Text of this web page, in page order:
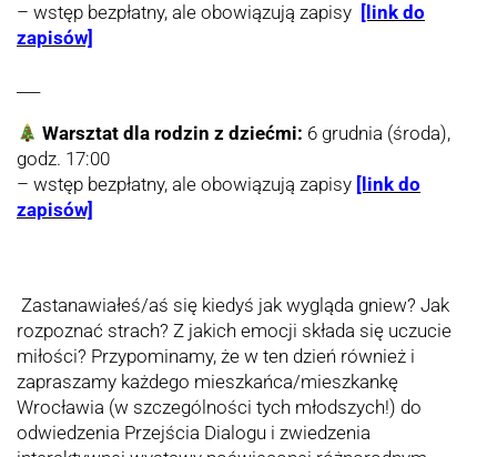
– wstęp bezpłatny, ale obowiązują zapisy [link do
zapisów]
Warsztat dla rodzin z dziećmi: 6 grudnia (środa),
godz. 17:00
– wstęp bezpłatny, ale obowiązują zapisy [link do
zapisów]
Zastanawiałeś/aś się kiedyś jak wygląda gniew? Jak
rozpoznać strach? Z jakich emocji składa się uczucie
miłości? Przypominamy, że w ten dzień również i
zapraszamy każdego mieszkańca/mieszkankę
Wrocławia (w szczególności tych młodszych!) do
odwiedzenia Przejścia Dialogu i zwiedzenia